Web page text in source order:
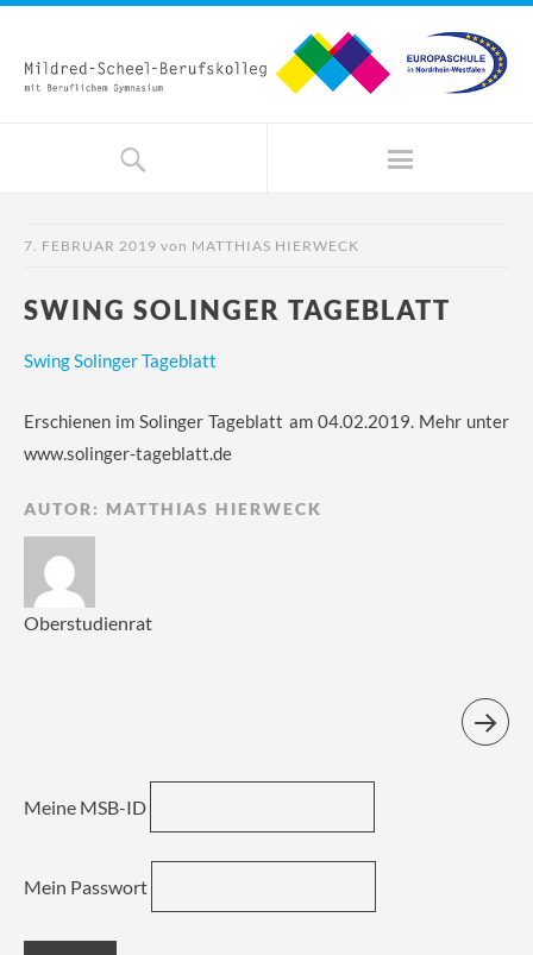
7. FEBRUAR 2019 von MATTHIAS HIERWECK
SWING SOLINGER TAGEBLATT
Swing Solinger Tageblatt
Erschienen im Solinger Tageblatt am 04.02.2019. Mehr unter
www.solinger-tageblatt.de
AUTOR: MATTHIAS HIERWECK
Oberstudienrat
Meine MSB-ID
Mein Passwort